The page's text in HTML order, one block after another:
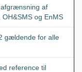
afgrænsning af
og EnMS
gældende for alle
reference til